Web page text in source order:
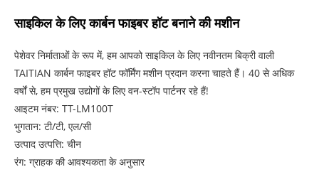
साइकिल के लिए कार्बन फाइबर हॉट बनाने की मशीन
पेशेवर निर्माताओं के रूप में, हम आपको साइकिल के लिए नवीनतम बिक्री वाली
TAITIAN कार्बन फाइबर हॉट फॉर्मिंग मशीन प्रदान करना चाहते हैं। 40 से अधिक
वर्षों से, हम प्रमुख उद्योगों के लिए वन-स्टॉप पार्टनर रहे हैं!
आइटम नंबर: TT-LM100T
भुगतान: टी/टी, एल/सी
उत्पाद उत्पत्ति: चीन
रंग: ग्राहक की आवश्यकता के अनुसार